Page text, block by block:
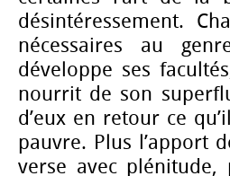
désintéressement.
nécessaires au
développe ses
nourrit de son
d’eux en retour ce
pauvre. Plus l’apport
verse avec